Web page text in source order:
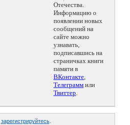
Отечества.
Информацию о
появлении новых
сообщений на
сайте можно
узнавать,
подписавшись на
страничках книги
памяти в
ВКонтакте,
Телеграмм или
Твиттер.
зарегистрируйтесь.